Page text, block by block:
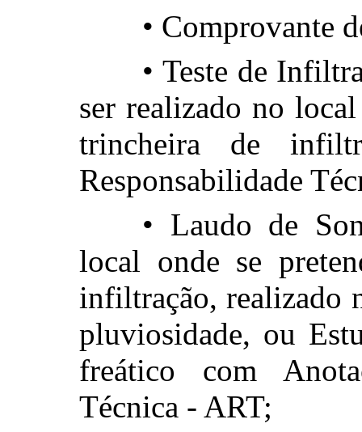
• Comprovante
• Teste de
ser realizado no
trincheira de
Responsabilidade
• Laudo de
local onde se
infiltração, realizado
pluviosidade, ou
freático com
Técnica - ART;